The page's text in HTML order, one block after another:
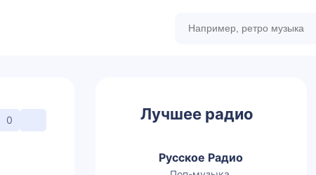
0
Лучшее радио
Русское Радио